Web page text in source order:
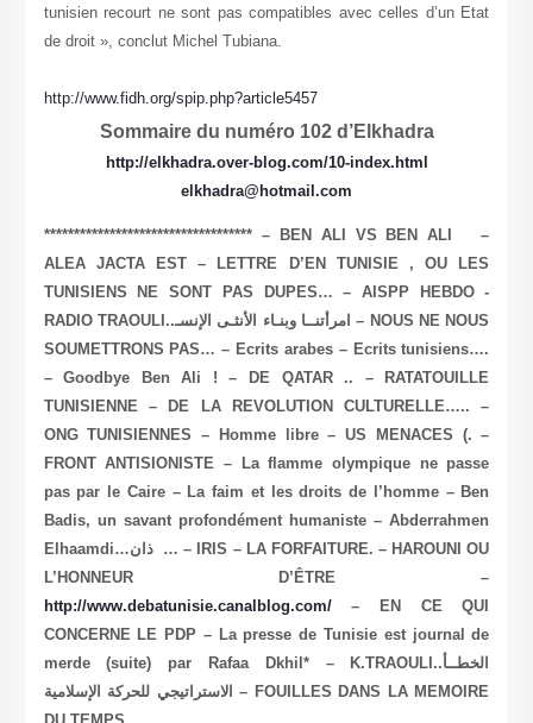
tunisien recourt ne sont pas compatibles avec celles d’un Etat
de droit », conclut Michel Tubiana.
http://www.fidh.org/spip.php?article5457
Sommaire du numéro 102 d’Elkhadra
http://elkhadra.over-blog.com/10-index.html
elkhadra@hotmail.com
*********************************** – BEN ALI VS BEN ALI –
ALEA JACTA EST – LETTRE D’EN TUNISIE , OU LES
TUNISIENS NE SONT PAS DUPES… – AISPP HEBDO -
RADIO TRAOULI..امرأتنــا وبنـاء الأنثـى الإنسـ – NOUS NE NOUS
SOUMETTRONS PAS… – Ecrits arabes – Ecrits tunisiens….
– Goodbye Ben Ali ! –
DE QATAR.. – RATATOUILLE
TUNISIENNE – DE LA REVOLUTION CULTURELLE….. –
ONG TUNISIENNES – Homme libre – US MENACES (. –
FRONT ANTISIONISTE – La flamme olympique ne passe
pas par le Caire – La faim et les droits de l’homme – Ben
Badis, un savant profondément humaniste – Abderrahmen
Elhaamdi…ذان … – IRIS – LA FORFAITURE. – HAROUNI OU
L’HONNEUR D’ÊTRE –
http://www.debatunisie.canalblog.com/– EN CE QUI
CONCERNE LE PDP – La presse de Tunisie est journal de
merde (suite) par Rafaa Dkhil* – K.TRAOULI..الخطــأ
الاستراتيجي للحركة الإسلامية – FOUILLES DANS LA MEMOIRE